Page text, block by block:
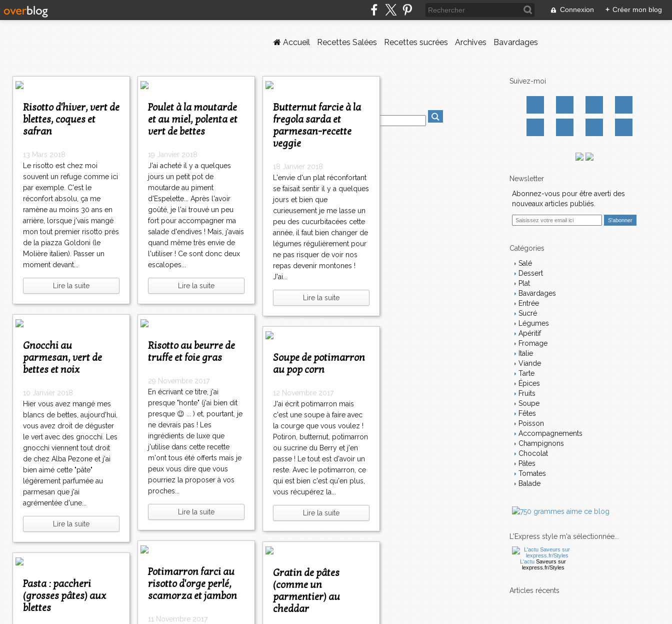
Connexion + Créer mon blog
Accueil Recettes Salées Recettes sucrées Archives Bavardages
Risotto d'hiver, vert de
blettes, coques et
safran
13 Mars 2018
Le risotto est chez moi
souvent un refuge comme ici
par exemple. C'est le
réconfort absolu, ça me
ramène au moins 30 ans en
arrière, lorsque j'vais mangé
mon tout premier risotto près
de la piazza Goldoni (le
Molière italien). Passer un
moment devant...
Lire la suite
Poulet à la moutarde
et au miel, polenta et
vert de bettes
19 Janvier 2018
J'ai acheté il y a quelques
jours un petit pot de
moutarde au piment
d'Espelette... Après l'avoir
goûté, je l'ai trouvé un peu
fort pour accompagner ma
salade d'endives ! Mais, j'avais
quand même très envie de
l'utiliser ! Ce sont donc deux
escalopes...
Lire la suite
Butternut farcie à la
fregola sarda et
parmesan-recette
veggie
18 Janvier 2018
L'envie d'un plat réconfortant
se faisait sentir il y a quelques
jours et bien que
curieusement je me lasse un
peu des cucurbitacées cette
année, il faut bien changer de
légumes régulièrement pour
ne pas risquer de voir nos
repas devenir montones !
J'ai...
Lire la suite
Gnocchi au
parmesan, vert de
bettes et noix
10 Janvier 2018
Hier vous avez mangé mes
blancs de bettes, aujourd'hui,
vous avez droit de déguster
le vert avec des gnocchi. Les
gnocchi viennent tout droit
de chez Alba Pezone et j'ai
bien aimé cette "pâte"
légèrement parfumée au
parmesan que j'ai
agrémentée d'une...
Lire la suite
Risotto au beurre de
truffe et foie gras
29 Novembre 2017
En écrivant ce titre, j'ai
presque "honte" (j'ai bien dit
presque 😉 ... ) et, pourtant, je
ne devrais pas ! Les
ingrédients de luxe que
j'utilise dans cette recette
m'ont tous été offerts mais je
peux vous dire que vous
pourriez la proposer à vos
proches...
Lire la suite
Soupe de potimarron
au pop corn
12 Novembre 2017
J'ai écrit potimarron mais
c'est une soupe à faire avec
la courge que vous voulez !
Potiron, butternut, potimarron
ou sucrine du Berry et j'en
passe ! Le tout est d'avoir un
reste. Avec le potimarron, ce
qui est bien c'est qu'en plus,
vous récupérez la...
Lire la suite
Potimarron farci au
risotto d'orge perlé,
scamorza et jambon
11 Novembre 2017
Gratin de pâtes
(comme un
parmentier) au
cheddar
Pasta : paccheri
(grosses pâtes) aux
blettes
Suivez-moi
Newsletter
Abonnez-vous pour être averti des
nouveaux articles publiés.
i Catégories
Salé
Dessert
Plat
Bavardages
Entrée
Sucré
Légumes
Apéritif
Fromage
Italie
Viande
Tarte
Épices
Fruits
Soupe
Fêtes
Poisson
Accompagnements
Champignons
Chocolat
Pâtes
Tomates
Balade
L'Express style m'a sélectionnée...
L'actu Saveurs sur
lexpress.fr/Styles
articles récents
<
<